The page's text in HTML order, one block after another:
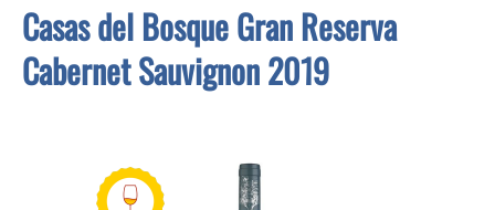
Casas del Bosque Gran Reserva
Cabernet Sauvignon 2019